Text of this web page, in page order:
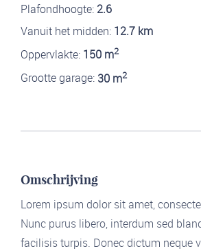
Plafondhoogte: 2.6
Vanuit het midden: 12.7 km
Oppervlakte: 150 m2
Grootte garage: 30 m2
Omschrijving
Lorem ipsum dolor sit amet,
Nunc purus libero, interdum sed
facilisis turpis. Donec dictum neque